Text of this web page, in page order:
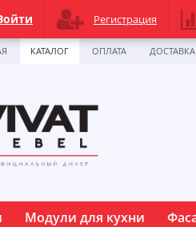
КАТАЛОГ ОПЛАТА ДОСТАВКА
Модули для кухни
Регистрация